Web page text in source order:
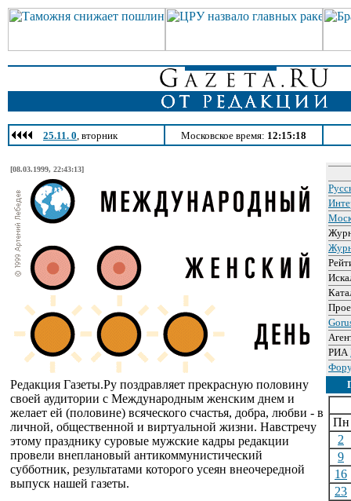
25.11. 0, вторник Московское время: 12:15:18
[08.03.1999, 22:43:13]
Редакция Газеты.Ру поздравляет прекрасную половину
своей аудитории с Международным женским днем и
желает ей (половине) всяческого счастья, добра, любви - в
личной, общественной и виртуальной жизни. Навстречу
этому празднику суровые мужские кадры редакции
провели внеплановый антикоммунистический
субботник, результатами которого усеян внеочередной
выпуск нашей газеты.
РИА
Пн
2
9
16
23